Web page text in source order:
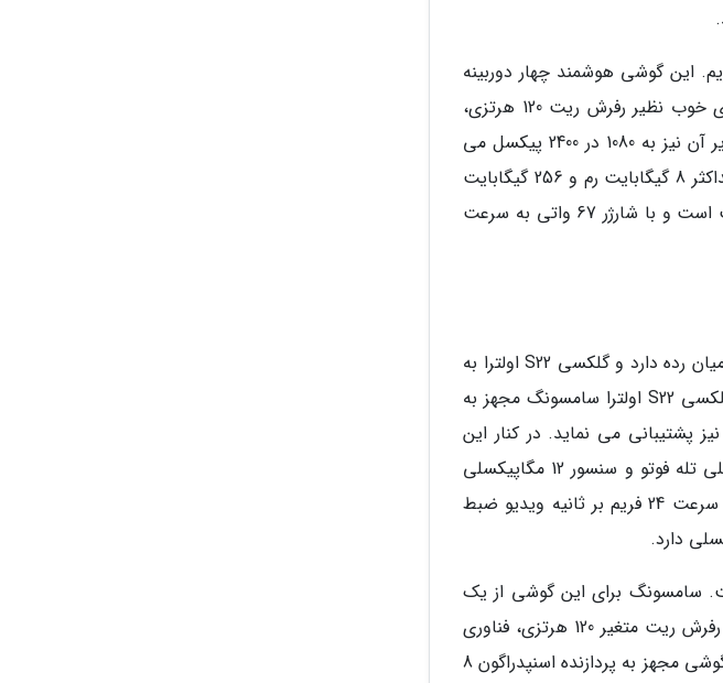
بیندازیم. این گوشی هوشمند چهار دوربینه
شیائومی مجهز به یک نمایشگر 6.6 اینچی AMOLED است که از یک سری ویژگی های خوب نظیر رفرش ریت 120 هرتزی،
قابلیت Dolby Vision و حداکثر روشنایی 1100 نیت پشتیبانی می نماید و رزولوشن تصویر آن نیز به 1080 در 2400 پیکسل می
رسد. شیائومی از تراشه اسنپدراگون 832 به عنوان قلب تپنده این گوشی بهره برده که حداکثر 8 گیگابایت رم و 256 گیگابایت
حافظه داخلی آن را همراهی می نماید. ظرفیت باتری این گوشی 5000 میلی آمپر ساعت است و با شارژر 67 واتی به سرعت
سامسونگ گوشی های چهار دوربینه بسیار زیادی چه در رده گوشی های پرچم دار و چه میان رده دارد و گلکسی S22 اولترا به
عنوان قدرتمندترین گوشی سال 2022 این برند کره ای در این فهرست قرار گرفته است. گلکسی S22 اولترا سامسونگ مجهز به
و از لرزشگیر اپتیکال نیز پشتیبانی می نماید. در کنار این
سنسور، یک دوربین 10 مگاپیکسلی پریسکوپی با زوم 10 برابری، یک سنسور 10 مگاپیکسلی تله فوتو و سنسور 12 مگاپیکسلی
اولترا واید نیز به چشم می خورند. دوربین اصلی این گوشی قادر است با کیفیت 8K و سرعت 24 فریم بر ثانیه ویدیو ضبط
سامسونگ برای این گوشی از یک
نمایشگر فوق العاده باکیفیت 6.8 اینچی از نوع Dynamic AMOLED 2X بهره برده که از رفرش ریت متغیر 120 هرتزی، فناوری
HDR10+، حداکثر روشنایی 1750 نیت و رزولوشن 3088 در 1440 پشتیبانی می نماید. این گوشی مجهز به پردازنده اسنپدراگون 8